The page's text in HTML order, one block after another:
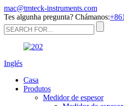
mac@tmteck-instruments.com
Tes algunha pregunta? Chámanos:
Inglés
Casa
Produtos
Medidor de espesor